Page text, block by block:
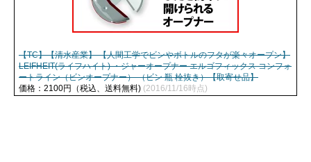
【TC】【清水産業】 【人間工学でビンやボトルのフタが楽々オープン】
LEIFHEIT(ライフハイト) ・ジャーオープナー エルゴフィックス コンフォ
ートライン（ビンオープナー） （ビン 瓶 栓抜き）【取寄せ品】
価格：2100円（税込、送料無料) (2016/11/16時点)